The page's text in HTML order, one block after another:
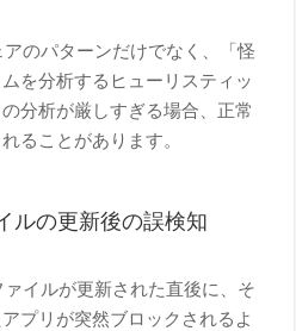
のパターンだけでなく、「怪
を分析するヒューリスティッ
分析が厳しすぎる場合、正常
ることがあります。
ルの更新後の誤検知
イルが更新された直後に、そ
プリが突然ブロックされるよ